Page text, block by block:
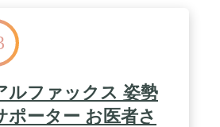
ルファックス 姿勢
ポーター お医者さ